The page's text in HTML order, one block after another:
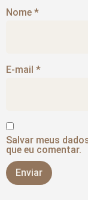
Nome *
E-mail *
Salvar meus
que eu comentar.